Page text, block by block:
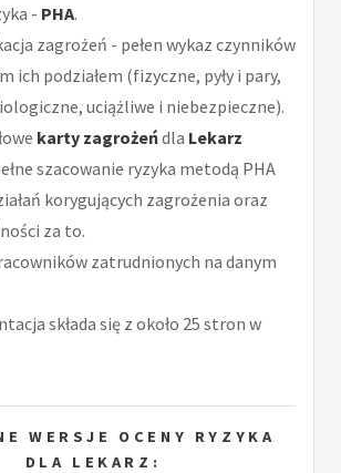
- PHA.
zagrożeń - pełen wykaz czynników
ich podziałem (fizyczne, pyły i pary,
uciążliwe i niebezpieczne).
karty zagrożeńdla Lekarz
szacowanie ryzyka metodą PHA
korygujących zagrożenia oraz
za to.
zatrudnionych na danym
składa się z około 25 stron w
WERSJE OCENY RYZYKA
DLA LEKARZ: